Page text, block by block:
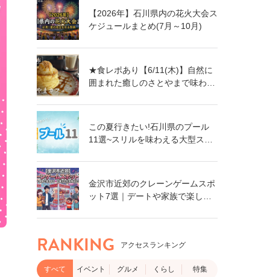
【2026年】石川県内の花火大会ス
ケジュールまとめ(7月～10月)
★食レポあり【6/11(木)】自然に
囲まれた癒しのさとやまで味わう
ェ」@能美市
この夏行きたい!石川県のプール
11選~スリルを味わえる大型スラ
プールも!~
金沢市近郊のクレーンゲームスポ
ット7選｜デートや家族で楽しめ
ムセンター特集
RANKING アクセスランキング
すべて イベント グルメ くらし 特集